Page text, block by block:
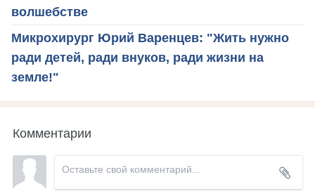
волшебстве
Микрохирург Юрий Варенцев: "Жить нужно
ради детей, ради внуков, ради жизни на
земле!"
Комментарии